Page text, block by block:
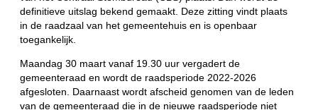
definitieve uitslag bekend gemaakt. Deze zitting vindt plaats
in de raadzaal van het gemeentehuis en is openbaar
toegankelijk.
Maandag 30 maart vanaf 19.30 uur vergadert de
gemeenteraad en wordt de raadsperiode 2022-2026
afgesloten. Daarnaast wordt afscheid genomen van de leden
van de gemeenteraad die in de nieuwe raadsperiode niet